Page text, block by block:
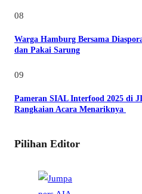
08
Warga Hamburg Bersama
dan Pakai Sarung
09
Pameran SIAL Interfood 2025 di
Rangkaian Acara Menariknya
Pilihan Editor